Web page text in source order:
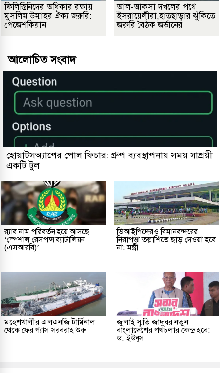
ফিলিস্তিনিদের অধিকার রক্ষায়
মুসলিম উম্মাহর ঐক্য জরুরি:
পেজেশকিয়ান
আল-আকসা দখলের পথে
ইসরায়েলীরা,হাতছাড়ার ঝুঁকিতে
জরুরি বৈঠক জর্ডানের
আলোচিত সংবাদ
হোয়াটসঅ্যাপের পোল ফিচার: গ্রুপ ব্যবস্থাপনায় সময় সাশ্রয়ী
একটি টুল
র‌্যাব নাম পরিবর্তন হয়ে আসছে
‘স্পেশাল রেসপন্স ব্যাটালিয়ন
(এসআরবি)’
ভিআইপিদেরও বিমানবন্দরের
নিরাপত্তা তল্লাশিতে ছাড় দেওয়া হবে
না: মন্ত্রী
মহেশখালীর এলএনজি টার্মিনাল
থেকে ফের গ্যাস সরবরাহ শুরু
জুলাই স্মৃতি জাদুঘর নতুন
বাংলাদেশের পথচলার কেন্দ্র হবে:
ড. ইউনূস